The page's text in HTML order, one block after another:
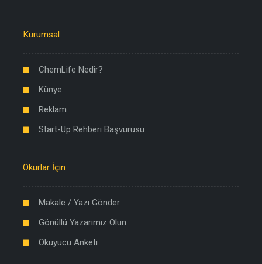
Kurumsal
ChemLife Nedir?
Künye
Reklam
Start-Up Rehberi Başvurusu
Okurlar İçin
Makale / Yazı Gönder
Gönüllü Yazarımız Olun
Okuyucu Anketi